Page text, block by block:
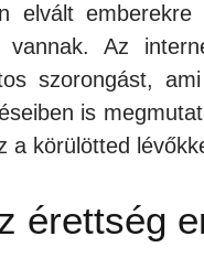
elvált
vannak. Az
szorongást,
is
a körülötted
érettség